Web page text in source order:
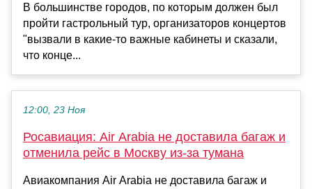
В большинстве городов, по которым должен был
пройти гастрольный тур, организаторов концертов
"вызвали в какие-то важные кабинеты и сказали,
что конце...
12:00, 23 Ноя
Росавиация: Air Arabia не доставила багаж и
отменила рейс в Москву из-за тумана
Авиакомпания Air Arabia не доставила багаж и